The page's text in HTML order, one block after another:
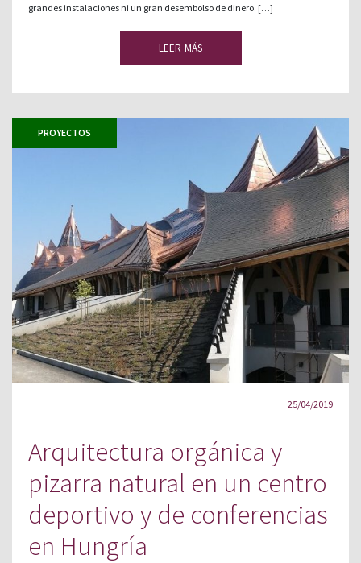
grandes instalaciones ni un gran desembolso de dinero. […]
LEER MÁS
PROYECTOS
25/04/2019
Arquitectura orgánica y
pizarra natural en un centro
deportivo y de conferencias
en Hungría